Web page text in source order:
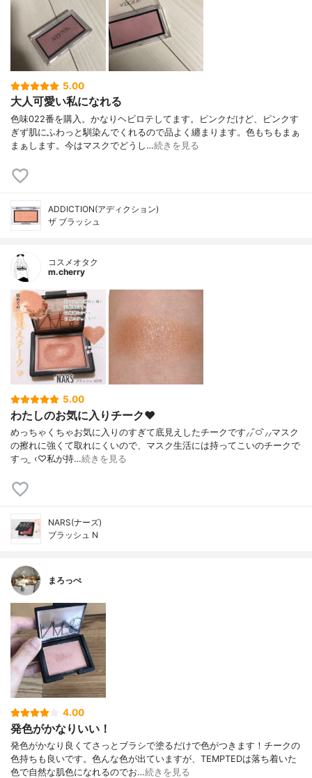
5.00
大人可愛い私になれる
色味022番を購入。かなりヘビロテしてます。ピンクだけど、ピンクす
ぎず肌にふわっと馴染んでくれるので品よく纏まります。色もちもまぁ
まぁします。今はマスクでどうし…続きを見る
ADDICTION(アディクション)
ザ ブラッシュ
コスメオタク
m.cherry
5.00
わたしのお気に入りチーク‪‪❤︎‬
めっちゃくちゃお気に入りのすぎて底見えしたチークです⸝⸝ ᷇࿀ ᷆⸝⸝マスク
の擦れに強くて取れにくいので、マスク生活には持ってこいのチークで
すっ ̫ ‹♡私が持…続きを見る
NARS(ナーズ)
ブラッシュ N
まろっぺ
4.00
発色がかなりいい！
発色がかなり良くてさっとブラシで塗るだけで色がつきます！チークの
色持ちも良いです。色んな色が出ていますが、TEMPTEDは落ち着いた
色で自然な肌色になれるのでお…続きを見る